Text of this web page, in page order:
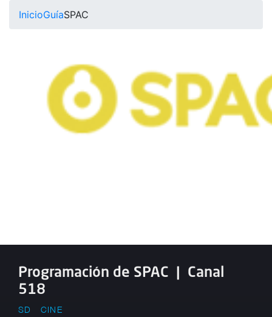
InicioGuíaSPAC
Programación de SPAC | Canal
518
SD CINE